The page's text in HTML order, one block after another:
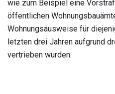
wie zum Beispiel eine
öffentlichen
Wohnungsausweise für
letzten drei Jahren aufgrund
vertrieben wurden.